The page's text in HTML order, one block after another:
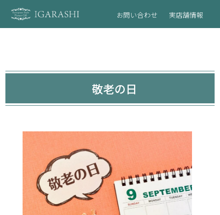
お問い合わせ 実店舗情報
敬老の日